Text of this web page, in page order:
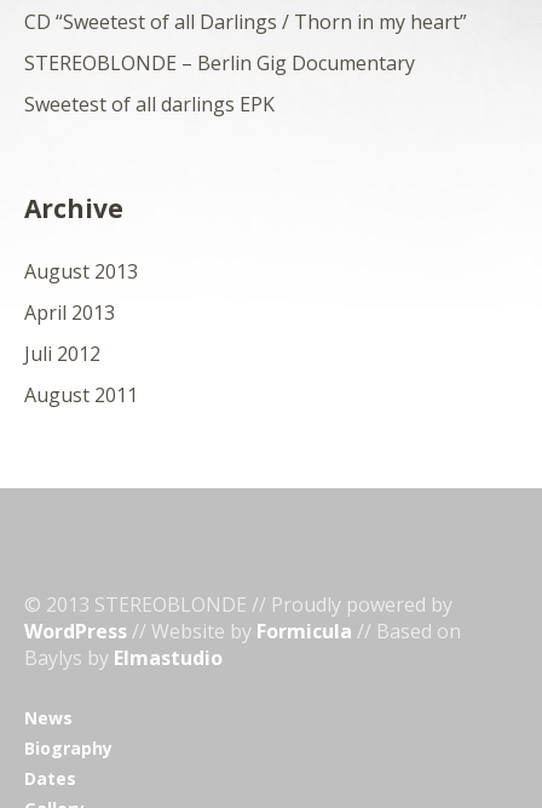
CD “Sweetest of all Darlings / Thorn in my heart”
STEREOBLONDE – Berlin Gig Documentary
Sweetest of all darlings EPK
Archive
August 2013
April 2013
Juli 2012
August 2011
© 2013 STEREOBLONDE // Proudly powered by
WordPress// Website by Formicula // Based on
Baylys by Elmastudio
News
Biography
Dates